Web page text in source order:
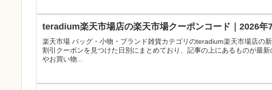
teradium楽天市場店の楽天市場クーポンコード｜2026年
楽天市場 バッグ・小物・ブランド雑貨カテゴリのteradium楽天市場店の
割引クーポンを見つけた日別にまとめており、記事の上にあるものが最
やお買い物...